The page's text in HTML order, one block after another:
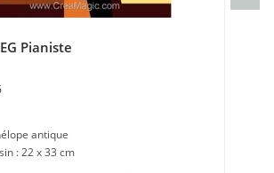
Pianiste
antique
: 22 x 33 cm